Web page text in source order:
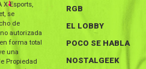
Esports,
se
de
autorizada
forma total
una
Propiedad
RGB
EL LOBBY
POCO SE HABLA
NOSTALGEEK